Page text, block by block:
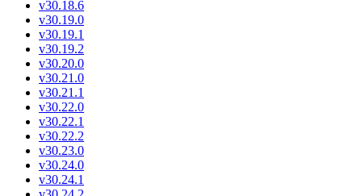
v30.18.6
v30.19.0
v30.19.1
v30.19.2
v30.20.0
v30.21.0
v30.21.1
v30.22.0
v30.22.1
v30.22.2
v30.23.0
v30.24.0
v30.24.1